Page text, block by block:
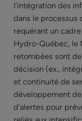
l’intégration des
dans le processus
requérant un
Hydro-Québec, le
retombées sont
décision (ex.,
et continuité de
développement
d’alertes pour